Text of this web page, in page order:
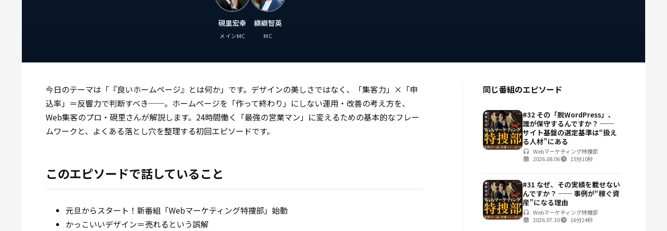
⁠硯里宏幸
メインMC
纐纈智英
MC
今日のテーマは「『良いホームページ』とは何か」です。デザインの美しさではなく、「集客力」×「申
込率」＝反響力で判断すべき──。ホームページを「作って終わり」にしない運用・改善の考え方を、
Web集客のプロ・硯里さんが解説します。24時間働く「最強の営業マン」に変えるための基本的なフレー
ムワークと、よくある落とし穴を整理する初回エピソードです。
このエピソードで話していること
元旦からスタート！新番組「Webマーケティング特捜部」始動
かっこいいデザイン＝売れるという誤解
同じ番組のエピソード
#32 その「脱WordPress」、
誰が保守するんですか？ ──
サイト基盤の選定基準は“扱え
る人材”にある
Webマーケティング特捜部
2026.08.06
15分10秒
#31 なぜ、その実績を載せない
んですか？ ── 事例が“稼ぐ資
産”になる理由
Webマーケティング特捜部
2026.07.30
16分24秒